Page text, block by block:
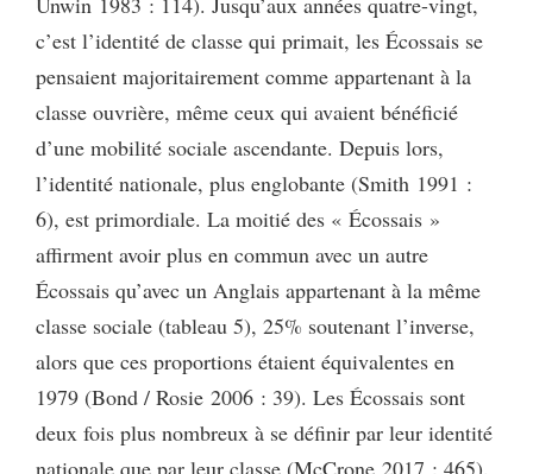
c’est l’identité de classe qui primait, les Écossais se
pensaient majoritairement comme appartenant à la
classe ouvrière, même ceux qui avaient bénéficié
d’une mobilité sociale ascendante. Depuis lors,
l’identité nationale, plus englobante (Smith 1991 :
6), est primordiale. La moitié des « Écossais »
affirment avoir plus en commun avec un autre
Écossais qu’avec un Anglais appartenant à la même
classe sociale (tableau 5), 25% soutenant l’inverse,
alors que ces proportions étaient équivalentes en
1979 (Bond / Rosie 2006 : 39). Les Écossais sont
deux fois plus nombreux à se définir par leur identité
nationale que par leur classe (McCrone 2017 : 465).